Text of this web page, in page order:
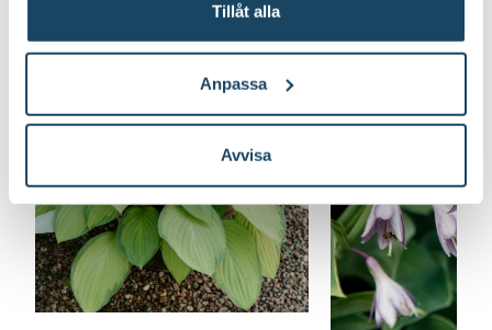
Tillåt alla
Anpassa
Avvisa